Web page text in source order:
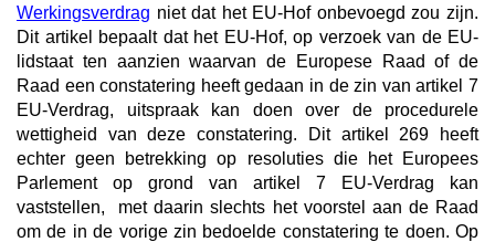
Werkingsverdrag niet dat het EU-Hof onbevoegd zou zijn.
Dit artikel bepaalt dat het EU-Hof, op verzoek van de EU-
lidstaat ten aanzien waarvan de Europese Raad of de
Raad een constatering heeft gedaan in de zin van artikel 7
EU-Verdrag, uitspraak kan doen over de procedurele
wettigheid van deze constatering. Dit artikel 269 heeft
echter geen betrekking op resoluties die het Europees
Parlement op grond van artikel 7 EU-Verdrag kan
vaststellen, met daarin slechts het voorstel aan de Raad
om de in de vorige zin bedoelde constatering te doen. Op